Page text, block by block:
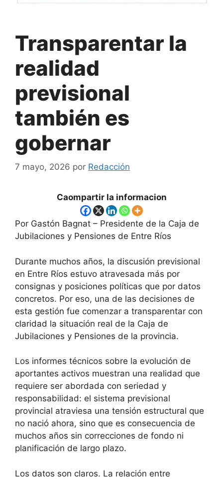
Transparentar la
realidad
previsional
también es
gobernar
7 mayo, 2026 por Redacción
Caompartir la informacion
Por Gastón Bagnat – Presidente de la Caja de
Jubilaciones y Pensiones de Entre Ríos
Durante muchos años, la discusión previsional
en Entre Ríos estuvo atravesada más por
consignas y posiciones políticas que por datos
concretos. Por eso, una de las decisiones de
esta gestión fue comenzar a transparentar con
claridad la situación real de la Caja de
Jubilaciones y Pensiones de la provincia.
Los informes técnicos sobre la evolución de
aportantes activos muestran una realidad que
requiere ser abordada con seriedad y
responsabilidad: el sistema previsional
provincial atraviesa una tensión estructural que
no nació ahora, sino que es consecuencia de
muchos años sin correcciones de fondo ni
planificación de largo plazo.
Los datos son claros. La relación entre